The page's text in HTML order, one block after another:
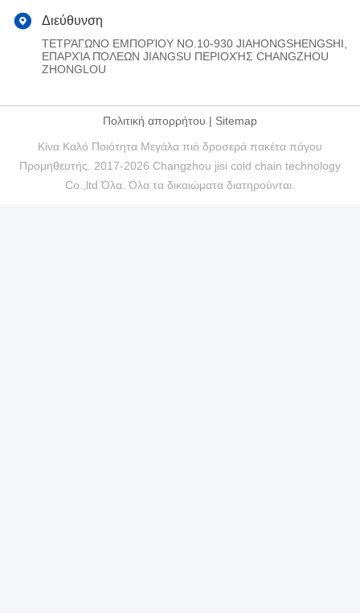
Διεύθυνση
ΤΕΤΡΆΓΩΝΟ ΕΜΠΟΡΊΟΥ NO.10-930 JIAHONGSHENGSHI,
ΕΠΑΡΧΊΑ ΠΌΛΕΩΝ JIANGSU ΠΕΡΙΟΧΉΣ CHANGZHOU
ZHONGLOU
Πολιτική απορρήτου | Sitemap
Κίνα Καλό Ποιότητα Μεγάλα πιό δροσερά πακέτα πάγου
Προμηθευτής. 2017-2026 Changzhou jisi cold chain technology
Co.,ltd Όλα. Όλα τα δικαιώματα διατηρούνται.